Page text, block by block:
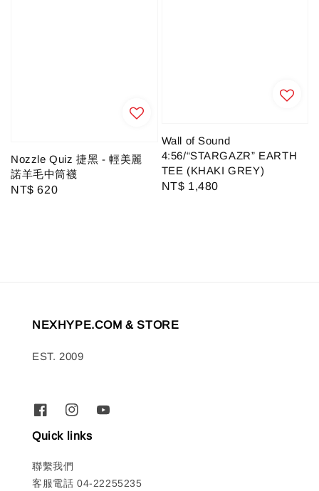
Nozzle Quiz 捷黑 - 輕美麗
諾羊毛中筒襪
Regular
NT$ 620
Wall of Sound
4:56/“STARGAZR” EARTH
TEE (KHAKI GREY)
Regular
NT$ 1,480
NEXHYPE.COM & STORE
EST. 2009
Quick links
聯繫我們
客服電話 04-22255235